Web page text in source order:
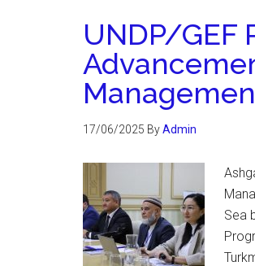
UNDP/GEF
17/06/2025 ByAdmin
Sea